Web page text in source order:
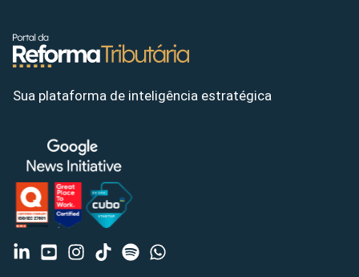
Sua plataforma de inteligência estratégica